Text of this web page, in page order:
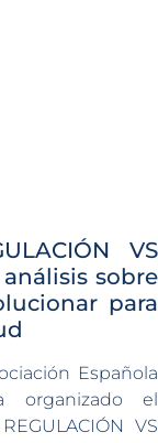
VS
análisis sobre
para
Española
organizado el
VS